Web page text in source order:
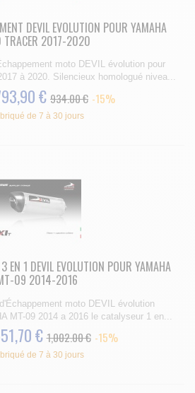
DEVIL EVOLUTION POUR YAMAHA
2017-2020
moto DEVIL évolution pour
à 2020. Silencieux homologué nivea...
€ 934.00 € -15%
de 7 à 30 jours
EN 1 DEVIL EVOLUTION POUR YAMAHA
09 2014-2016
moto DEVIL évolution
MT-09 2014 a 2016 le catalyseur 1 en...
€ 1,002.00 € -15%
de 7 à 30 jours